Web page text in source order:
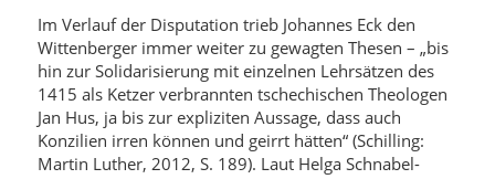
Im Verlauf der Disputation trieb Johannes Eck den
Wittenberger immer weiter zu gewagten Thesen – „bis
hin zur Solidarisierung mit einzelnen Lehrsätzen des
1415 als Ketzer verbrannten tschechischen Theologen
Jan Hus, ja bis zur expliziten Aussage, dass auch
Konzilien irren können und geirrt hätten“ (Schilling:
Martin Luther, 2012, S. 189). Laut Helga Schnabel-